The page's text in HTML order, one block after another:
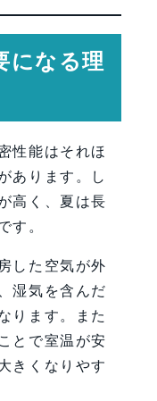
になる理
性能はそれほ
あります。し
高く、夏は長
す。
した空気が外
湿気を含んだ
ります。また
とで室温が安
きくなりやす